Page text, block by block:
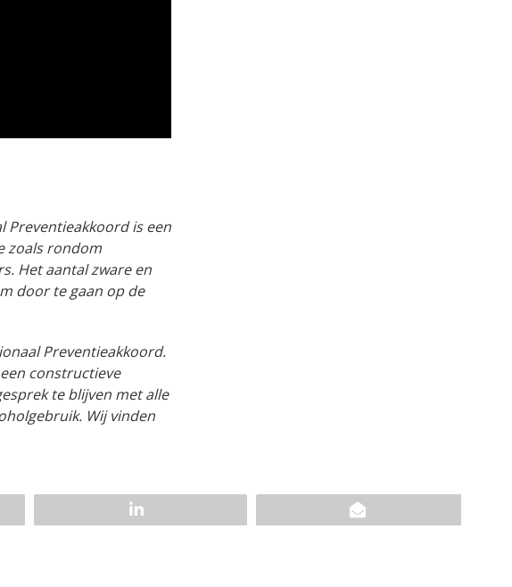
Preventieakkoord is een
zoals rondom
Het aantal zware en
door te gaan op de
Preventieakkoord.
constructieve
te blijven met alle
Wij vinden